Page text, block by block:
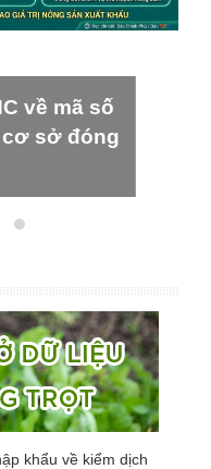
về mã số
sở đóng
khẩu về kiểm dịch